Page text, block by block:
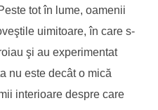
tot în lume, oamenii
uimitoare, în care s-
şi au experimentat
nu este decât o mică
interioare despre care